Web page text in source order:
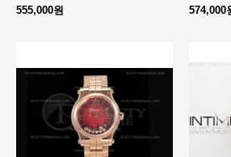
555,000원
574,000